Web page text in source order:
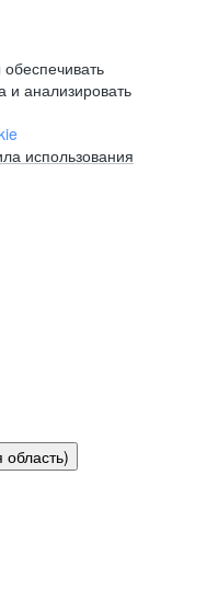
и анализировать
использования